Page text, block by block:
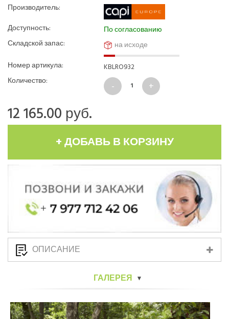
Производитель:
Доступность:
По согласованию
Складской запас:
на исходе
Номер артикула:
KBLRO932
Количество:
12 165.00 руб.
+ ДОБАВЬ В КОРЗИНУ
ОПИСАНИЕ
ГАЛЕРЕЯ